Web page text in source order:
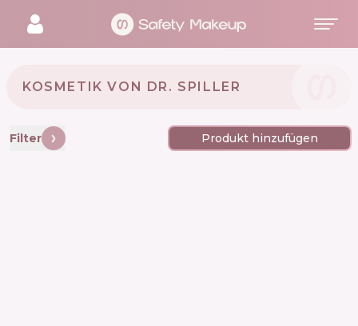
KOSMETIK VON DR. SPILLER 🇩🇪
Filter Produkt hinzufügen